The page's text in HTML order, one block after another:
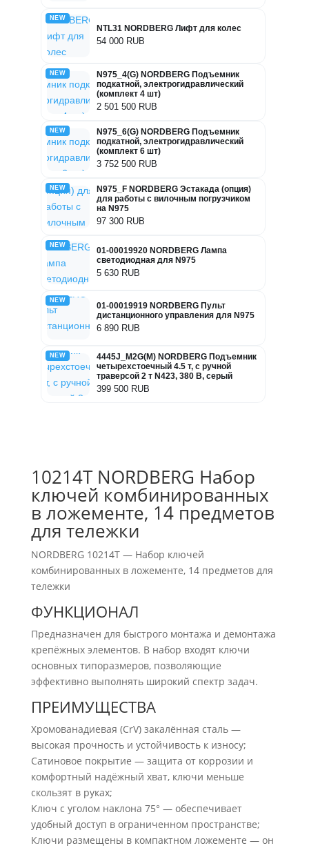
NEW
NTL31 NORDBERG Лифт для колес
54 000 RUB
NEW
N975_4(G) NORDBERG Подъемник
подкатной, электрогидравлический
(комплект 4 шт)
2 501 500 RUB
NEW
N975_6(G) NORDBERG Подъемник
подкатной, электрогидравлический
(комплект 6 шт)
3 752 500 RUB
NEW
N975_F NORDBERG Эстакада (опция)
для работы с вилочным погрузчиком
на N975
97 300 RUB
NEW
01-00019920 NORDBERG Лампа
светодиодная для N975
5 630 RUB
NEW
01-00019919 NORDBERG Пульт
дистанционного управления для N975
6 890 RUB
NEW
4445J_M2G(M) NORDBERG Подъемник
четырехстоечный 4.5 т, с ручной
траверсой 2 т N423, 380 В, серый
399 500 RUB
10214T NORDBERG Набор
ключей комбинированных
в ложементе, 14 предметов
для тележки
NORDBERG 10214T — Набор ключей
комбинированных в ложементе, 14 предметов для
тележки
ФУНКЦИОНАЛ
Предназначен для быстрого монтажа и демонтажа
крепёжных элементов. В набор входят ключи
основных типоразмеров, позволяющие
эффективно выполнять широкий спектр задач.
ПРЕИМУЩЕСТВА
Хромованадиевая (CrV) закалённая сталь —
высокая прочность и устойчивость к износу;
Сатиновое покрытие — защита от коррозии и
комфортный надёжный хват, ключи меньше
скользят в руках;
Ключ с уголом наклона 75° — обеспечивает
удобный доступ в ограниченном пространстве;
Ключи размещены в компактном ложементе — он